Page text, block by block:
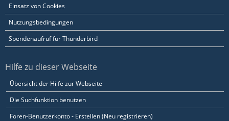
Einsatz von Cookies
Nutzungsbedingungen
Spendenaufruf für Thunderbird
Hilfe zu dieser Webseite
Übersicht der Hilfe zur Webseite
Die Suchfunktion benutzen
Foren-Benutzerkonto - Erstellen (Neu registrieren)